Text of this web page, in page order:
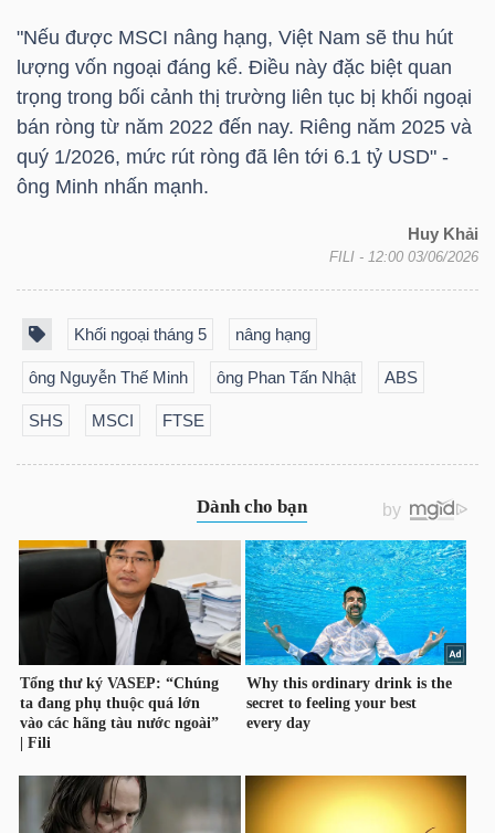
"Nếu được MSCI nâng hạng, Việt Nam sẽ thu hút
lượng vốn ngoại đáng kể. Điều này đặc biệt quan
trọng trong bối cảnh thị trường liên tục bị khối ngoại
bán ròng từ năm 2022 đến nay. Riêng năm 2025 và
quý 1/2026, mức rút ròng đã lên tới 6.1 tỷ USD" -
ông Minh nhấn mạnh.
Huy Khải
FILI - 12:00 03/06/2026
Khối ngoại tháng 5 nâng hạng
ông Nguyễn Thế Minh ông Phan Tấn Nhật ABS
SHS MSCI FTSE
CÔNG
NGHỆ
THÔNG
DỊCH
VỤ
ÍCH
BẤT
SẢN